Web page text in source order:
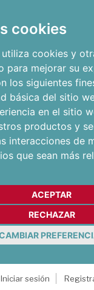
cookies
cookies y
para mejorar su
los siguientes
básica del sitio
en el sitio
productos y
interacciones de
que sean más
ACEPTAR
RECHAZAR
Iniciar sesión